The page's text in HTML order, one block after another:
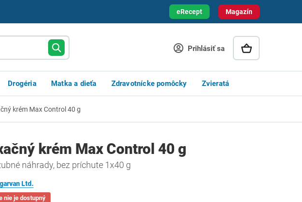
Magazín
eRecept
Prihlásiť sa
Drogéria Matka a dieťa Zdravotnícke pomôcky Zvieratá
krém Max Control 40 g
krém Max Control 40 g
náhrady, bez príchute 1x40 g
Ltd.
nie je dostupný